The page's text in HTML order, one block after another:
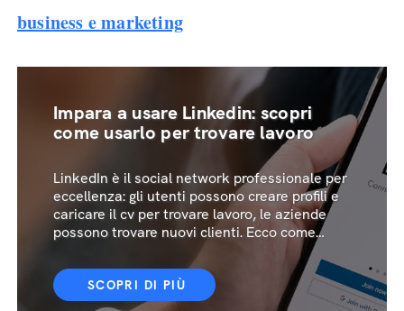
business e marketing
Impara a usare Linkedin: scopri
come usarlo per trovare lavoro
LinkedIn è il social network professionale per
eccellenza: gli utenti possono creare profili e
caricare il cv per trovare lavoro, le aziende
possono trovare nuovi clienti. Ecco come
SCOPRI DI PIÙ